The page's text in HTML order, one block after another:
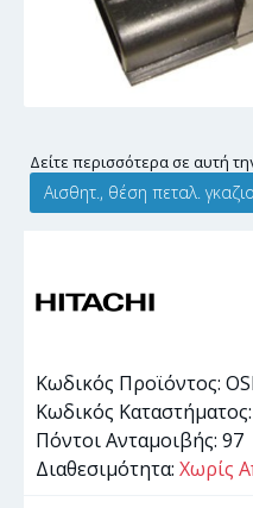
Δείτε περισσότερα σε αυτή
Αισθητ., θέση πεταλ.
Κωδικός Προϊόντος:
Κωδικός Καταστήματος:
Πόντοι Ανταμοιβής: 97
Διαθεσιμότητα: Χωρίς